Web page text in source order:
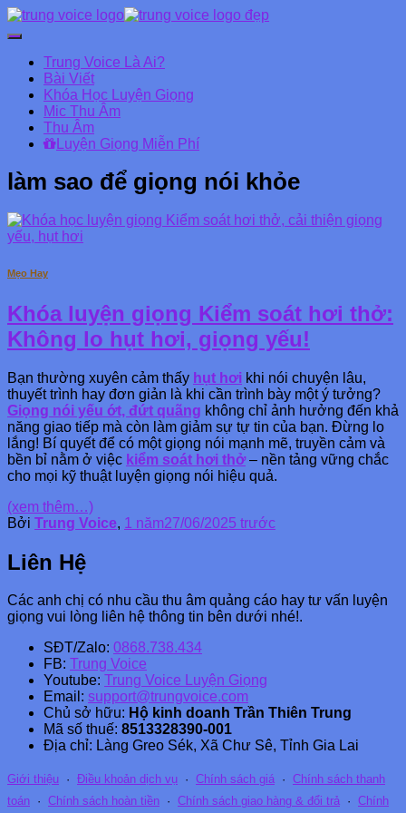
Chuyển
Danh
mục
chính
Trung Voice Là Ai?
Bài Viết
Khóa Học Luyện Giọng
Mic Thu Âm
Thu Âm
Luyện Giọng Miễn Phí
làm sao để giọng nói khỏe
Mẹo Hay
Khóa luyện giọng Kiểm soát hơi thở:
Không lo hụt hơi, giọng yếu!
Bạn thường xuyên cảm thấy hụt hơi khi nói chuyện lâu,
thuyết trình hay đơn giản là khi cần trình bày một ý tưởng?
Giọng nói yếu ớt, đứt quãng không chỉ ảnh hưởng đến khả
năng giao tiếp mà còn làm giảm sự tự tin của bạn. Đừng lo
lắng! Bí quyết để có một giọng nói mạnh mẽ, truyền cảm và
bền bỉ nằm ở việc kiểm soát hơi thở– nền tảng vững chắc
cho mọi kỹ thuật luyện giọng nói hiệu quả.
(xem thêm…)
Bởi Trung Voice, 1 năm27/06/2025 trước
Liên Hệ
Các anh chị có nhu cầu thu âm quảng cáo hay tư vấn luyện
giọng vui lòng liên hệ thông tin bên dưới nhé!.
SĐT/Zalo: 0868.738.434
FB:
Trung Voice
Youtube:
Trung Voice Luyện Giọng
Email: support@trungvoice.com
Chủ sở hữu: Hộ kinh doanh Trần Thiên Trung
Mã số thuế: 8513328390-001
Địa chỉ: Làng Greo Sék, Xã Chư Sê, Tỉnh Gia Lai
Giới thiệu · Điều khoản dịch vụ · Chính sách giá · Chính sách thanh
toán · Chính sách hoàn tiền · Chính sách giao hàng & đổi trả · Chính